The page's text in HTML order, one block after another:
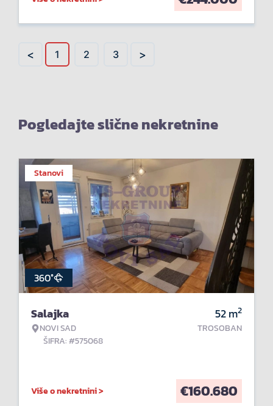
< 1 2 3 >
Pogledajte slične nekretnine
Stanovi
360°
Salajka
NOVI SAD
ŠIFRA: #575068
52m2
TROSOBAN
Više o nekretnini > €160.680